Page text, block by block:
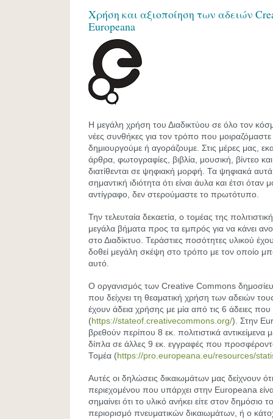
Χρήση και αξιοποίηση των αδειών
Europeana
Η μεγάλη χρήση του Διαδικτύου σε όλο τον
νέες συνθήκες για τον τρόπο που
δημιουργούμε ή αγοράζουμε. Στις μέρες μας,
άρθρα, φωτογραφίες, βιβλία, μουσική, βίντεο
διατίθενται σε ψηφιακή μορφή. Τα ψηφιακά
σημαντική ιδιότητα ότι είναι άυλα και έτσι όταν
αντίγραφο, δεν στερούμαστε το πρωτότυπο.
Την τελευταία δεκαετία, ο τομέας της
μεγάλα βήματα προς τα εμπρός για να κάνει
στο Διαδίκτυο. Τεράστιες ποσότητες υλικού
δοθεί μεγάλη σκέψη στο τρόπο με τον οποίο
αυτό.
Ο οργανισμός των Creative Commons
που δείχνει τη θεαματική χρήση των αδειών
έχουν άδεια χρήσης με μία από τις 6 άδειες
(https://stateof.creativecommons.org/). Στην
βρεθούν περίπου 8 εκ. πολιτιστικά αντικείμενα
δίπλα σε άλλες 9 εκ. εγγραφές που
Τομέα (https://pro.europeana.eu/resources/
Αυτές οι δηλώσεις δικαιωμάτων μας δείχνουν
περιεχομένου που υπάρχει στην Europeana
σημαίνει ότι το υλικό ανήκει είτε στον δημόσιο
περιορισμό πνευματικών δικαιωμάτων, ή ο